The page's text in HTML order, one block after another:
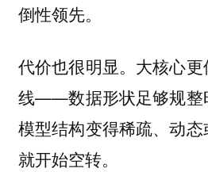
倒性领先。
代价也很明显。大核心
线——数据形状足够规整
模型结构变得稀疏、动
就开始空转。